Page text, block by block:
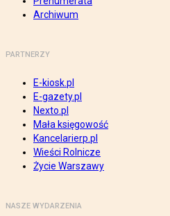
Archiwum
PARTNERZY
E-kiosk.pl
E-gazety.pl
Nexto.pl
Mała księgowość
Kancelarierp.pl
Wieści Rolnicze
Życie Warszawy
NASZE WYDARZENIA